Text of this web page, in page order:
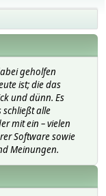
geholfen
ist; die das
und dünn. Es
schließt alle
mit ein – vielen
Software sowie
Meinungen.